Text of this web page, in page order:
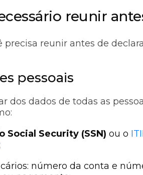
reunir
precisa reunir antes de
pessoais
dos dados de todas as
Social Security (SSN) ou o
número da conta e